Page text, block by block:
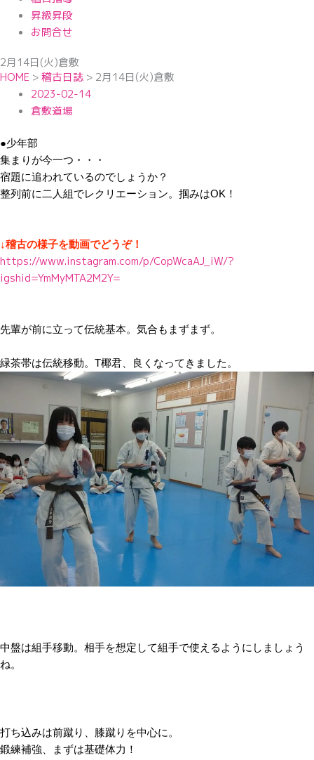
昇級昇段
お問合せ
2月14日(火)倉敷
HOME >稽古日誌 > 2月14日(火)倉敷
2023-02-14
倉敷道場
●少年部
集まりが今一つ・・・
宿題に追われているのでしょうか？
整列前に二人組でレクリエーション。掴みはOK！
↓稽古の様子を動画でどうぞ！
https://www.instagram.com/p/CopWcaAJ_iW/?
igshid=YmMyMTA2M2Y=
先輩が前に立って伝統基本。気合もまずまず。
緑茶帯は伝統移動。T椰君、良くなってきました。
中盤は組手移動。相手を想定して組手で使えるようにしましょう
ね。
打ち込みは前蹴り、膝蹴りを中心に。
鍛練補強、まずは基礎体力！